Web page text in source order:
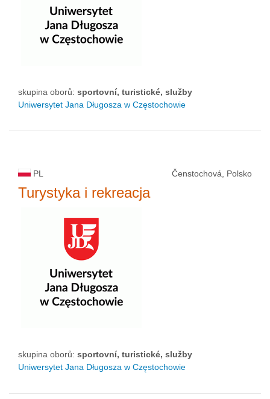
skupina oborů: sportovní, turistické, služby
Uniwersytet Jana Długosza w Częstochowie
PL Čenstochová, Polsko
Turystyka i rekreacja
skupina oborů: sportovní, turistické, služby
Uniwersytet Jana Długosza w Częstochowie